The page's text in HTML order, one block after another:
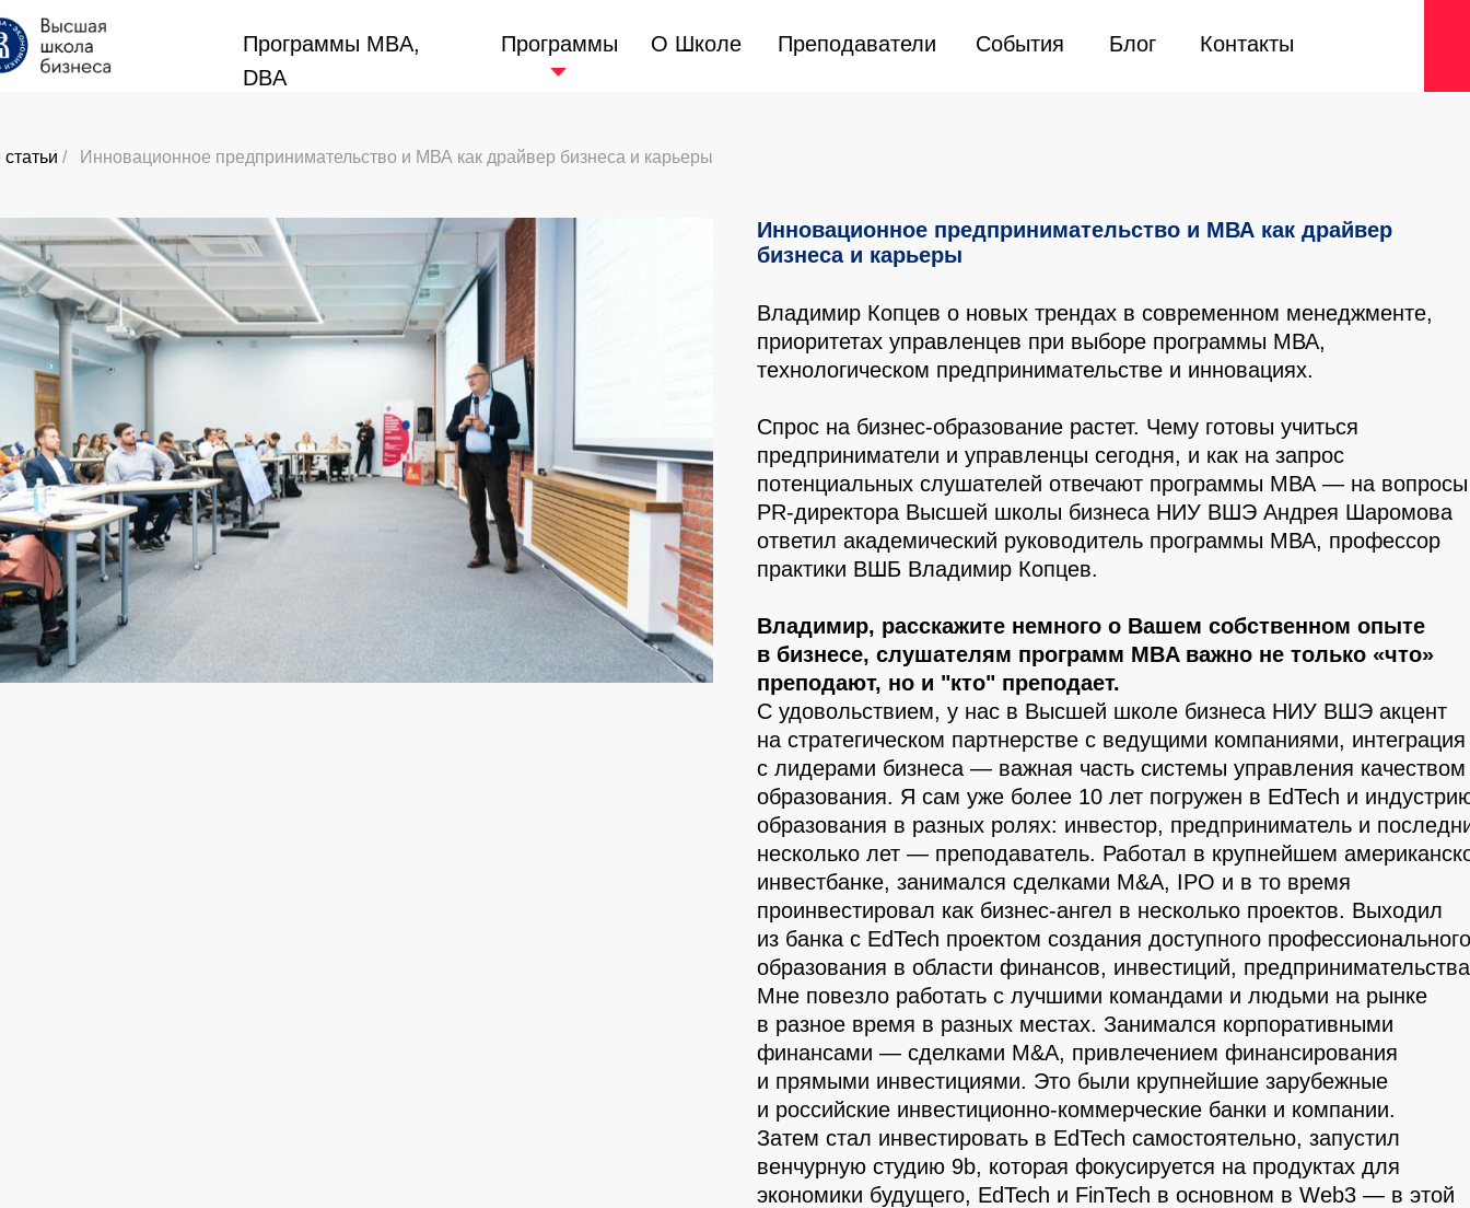
Программы MBA,
DBA
Программы О Школе Преподаватели События Блог Контакты
Программы MBA,
DBA
Программы О Школе Преподаватели События Блог Контакты
Инновационное предпринимательство и МВА как драйвер
бизнеса и карьеры
Владимир Копцев о новых трендах в современном менеджменте,
приоритетах управленцев при выборе программы МВА,
технологическом предпринимательстве и инновациях.
Спрос на бизнес-образование растет. Чему готовы учиться
предприниматели и управленцы сегодня, и как на запрос
потенциальных слушателей отвечают программы МВА — на вопросы
PR-директора Высшей школы бизнеса НИУ ВШЭ Андрея Шаромова
ответил академический руководитель программы МВА, профессор
практики ВШБ Владимир Копцев.
Владимир, расскажите немного о Вашем собственном опыте
в бизнесе, слушателям программ MBA важно не только «что»
преподают, но и "кто" преподает.
С удовольствием, у нас в Высшей школе бизнеса НИУ ВШЭ акцент
на стратегическом партнерстве с ведущими компаниями, интеграция
с лидерами бизнеса — важная часть системы управления качеством
образования. Я сам уже более 10 лет погружен в EdTech и
образования в разных ролях: инвестор, предприниматель и
несколько лет — преподаватель. Работал в крупнейшем
инвестбанке, занимался сделками M&A, IPO и в то время
проинвестировал как бизнес-ангел в несколько проектов. Выходил
из банка с EdTech проектом создания доступного профессионального
образования в области финансов, инвестиций,
Мне повезло работать с лучшими командами и людьми на рынке
в разное время в разных местах. Занимался корпоративными
финансами — сделками M&A, привлечением финансирования
и прямыми инвестициями. Это были крупнейшие зарубежные
и российские инвестиционно-коммерческие банки и компании.
Затем стал инвестировать в EdTech самостоятельно, запустил
венчурную студию 9b, которая фокусируется на продуктах для
экономики будущего, EdTech и FinTech в основном в Web3 — в этой
Инновационное предпринимательство и МВА как драйвер бизнеса и карьеры
/